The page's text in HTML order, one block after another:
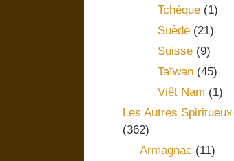
Tchèque(1)
Suède(21)
Suisse(9)
Taïwan(45)
Viêt Nam (1)
Les Autres Spiritueux
(362)
Armagnac (11)